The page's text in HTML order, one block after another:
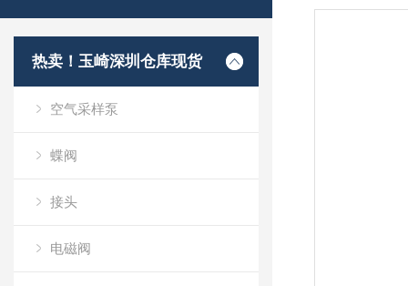
热卖！玉崎深圳仓库现货
空气采样泵
蝶阀
接头
电磁阀